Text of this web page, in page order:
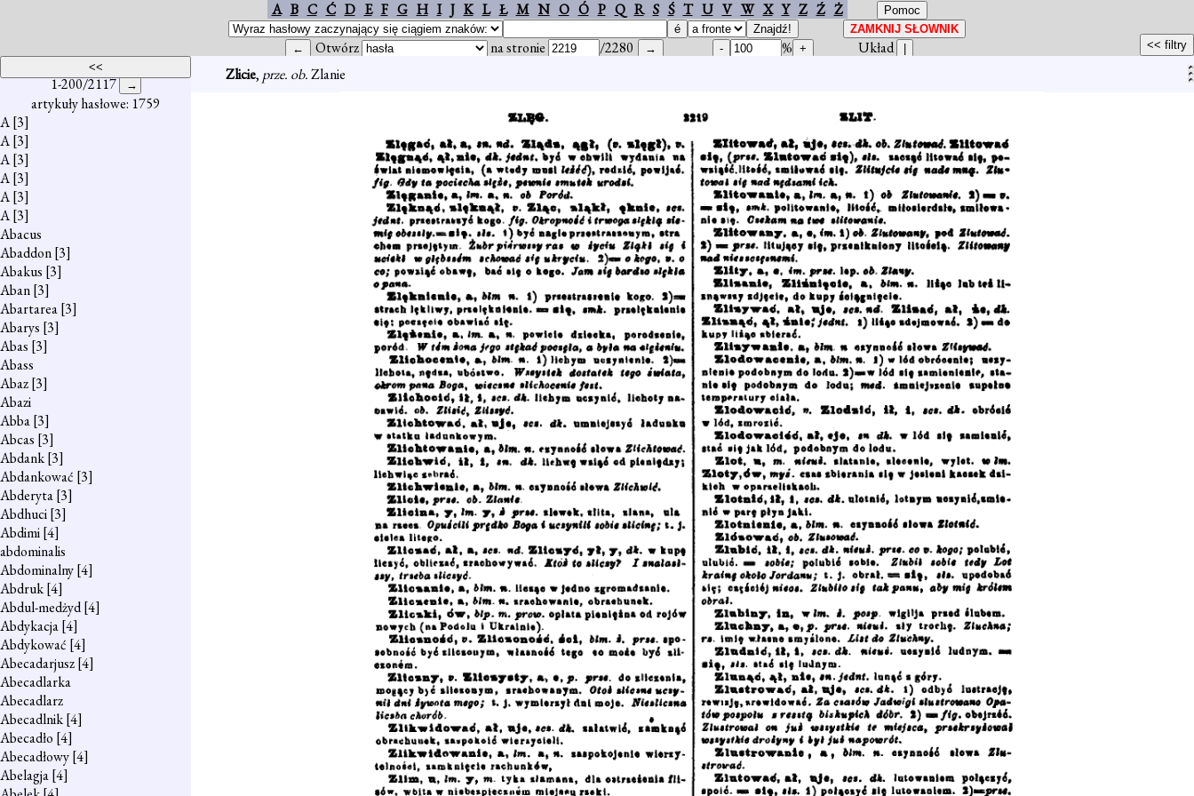
A B C Ć D E F G H I J K L Ł M N O Ó P Q R S Ś T U V W X Y Z Ź Ż
Otwórz na stronie /2280 %
Układ
1-200/2117
artykuły hasłowe: 1759
A[3]
A[3]
A[3]
A[3]
A[3]
A[3]
Abacus
Abaddon[3]
Abakus [3]
Aban[3]
Abartarea[3]
Abarys [3]
Abas [3]
Abass
Abaz[3]
Abazi
Abba[3]
Abcas [3]
Abdank[3]
Abdankować [3]
Abderyta[3]
Abdhuci[3]
Abdimi[4]
abdominalis
Abdominalny[4]
Abdruk[4]
Abdul-medżyd[4]
Abdykacja[4]
Abdykować [4]
Abecadarjusz[4]
Abecadlarka
Abecadlarz
Abecadlnik[4]
Abecadło [4]
Abecadłowy[4]
Abelagja[4]
Zlicie, prze. ob.Zlanie